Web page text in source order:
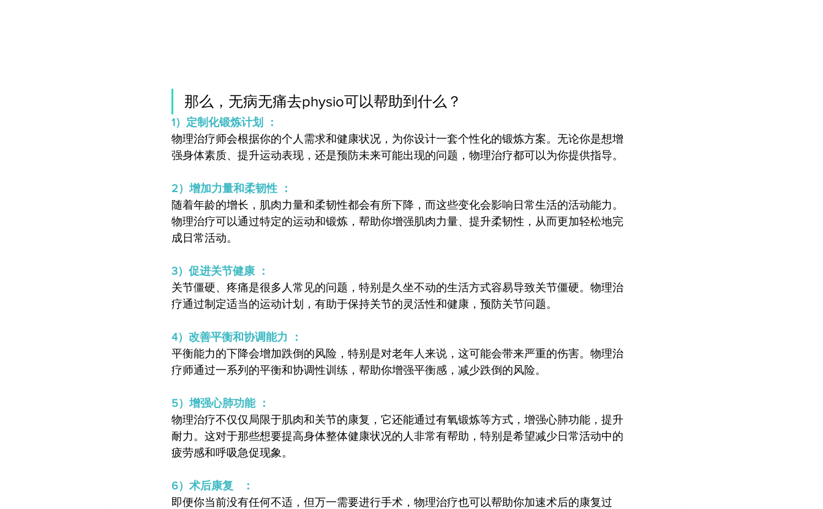
那么，无病无痛去physio可以帮助到什么？
1）定制化锻炼计划 ：
物理治疗师会根据你的个人需求和健康状况，为你设计一套个性化的锻炼方案。无论你是想增
强身体素质、提升运动表现，还是预防未来可能出现的问题，物理治疗都可以为你提供指导。
2）增加力量和柔韧性 ：
随着年龄的增长，肌肉力量和柔韧性都会有所下降，而这些变化会影响日常生活的活动能力。
物理治疗可以通过特定的运动和锻炼，帮助你增强肌肉力量、提升柔韧性，从而更加轻松地完
成日常活动。
3）促进关节健康 ：
关节僵硬、疼痛是很多人常见的问题，特别是久坐不动的生活方式容易导致关节僵硬。物理治
疗通过制定适当的运动计划，有助于保持关节的灵活性和健康，预防关节问题。
4）改善平衡和协调能力 ：
平衡能力的下降会增加跌倒的风险，特别是对老年人来说，这可能会带来严重的伤害。物理治
疗师通过一系列的平衡和协调性训练，帮助你增强平衡感，减少跌倒的风险。
5）增强心肺功能 ：
物理治疗不仅仅局限于肌肉和关节的康复，它还能通过有氧锻炼等方式，增强心肺功能，提升
耐力。这对于那些想要提高身体整体健康状况的人非常有帮助，特别是希望减少日常活动中的
疲劳感和呼吸急促现象。
6）术后康复   ：
即便你当前没有任何不适，但万一需要进行手术，物理治疗也可以帮助你加速术后的康复过